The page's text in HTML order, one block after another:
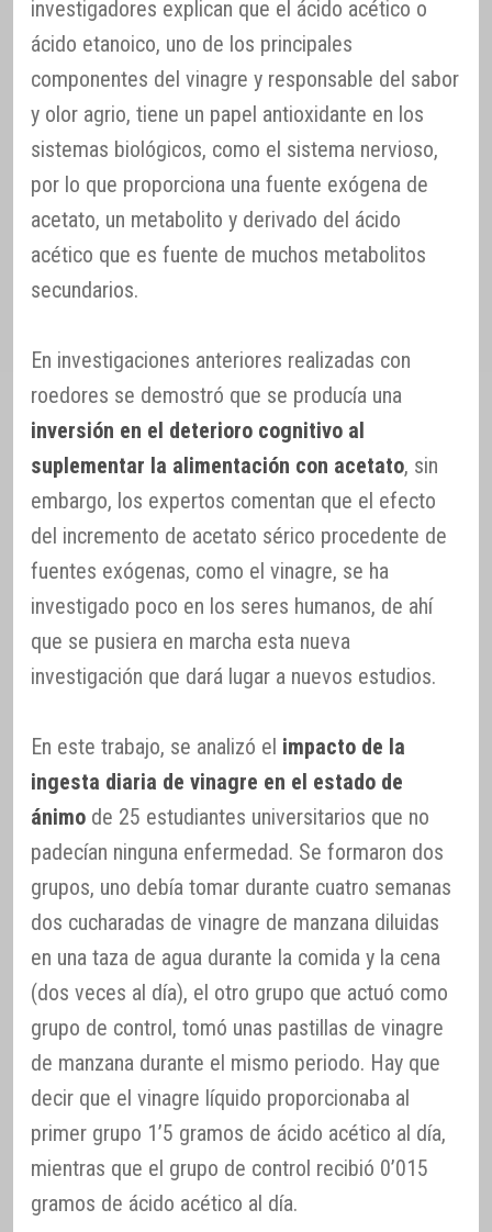
investigadores explican que el ácido acético o
ácido etanoico, uno de los principales
componentes del vinagre y responsable del sabor
y olor agrio, tiene un papel antioxidante en los
sistemas biológicos, como el sistema nervioso,
por lo que proporciona una fuente exógena de
acetato, un metabolito y derivado del ácido
acético que es fuente de muchos metabolitos
secundarios.
En investigaciones anteriores realizadas con
roedores se demostró que se producía una
inversión en el deterioro cognitivo al
suplementar la alimentación con acetato, sin
embargo, los expertos comentan que el efecto
del incremento de acetato sérico procedente de
fuentes exógenas, como el vinagre, se ha
investigado poco en los seres humanos, de ahí
que se pusiera en marcha esta nueva
investigación que dará lugar a nuevos estudios.
En este trabajo, se analizó el impacto de la
ingesta diaria de vinagre en el estado de
ánimo de 25 estudiantes universitarios que no
padecían ninguna enfermedad. Se formaron dos
grupos, uno debía tomar durante cuatro semanas
dos cucharadas de vinagre de manzana diluidas
en una taza de agua durante la comida y la cena
(dos veces al día), el otro grupo que actuó como
grupo de control, tomó unas pastillas de vinagre
de manzana durante el mismo periodo. Hay que
decir que el vinagre líquido proporcionaba al
primer grupo 1’5 gramos de ácido acético al día,
mientras que el grupo de control recibió 0’015
gramos de ácido acético al día.